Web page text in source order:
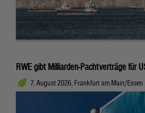
RWE gibt Milliarden-Pachtverträge für
7. August 2026, Frankfurt am Main/Essen